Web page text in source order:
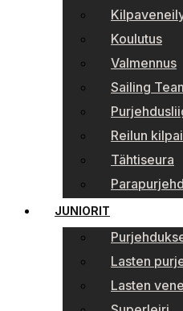
Koulutus
Valmennus
Sailing
Reilun
Tähtiseura
JUNIORIT
Lasten
Lasten